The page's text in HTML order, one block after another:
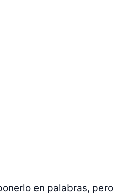
en palabras, pero